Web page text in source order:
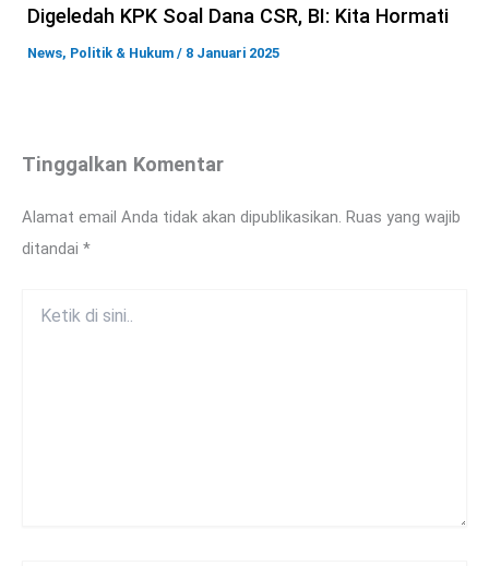
Digeledah KPK Soal Dana CSR, BI: Kita Hormati
News, Politik & Hukum / 8 Januari 2025
Tinggalkan Komentar
Alamat email Anda tidak akan dipublikasikan. Ruas yang wajib
ditandai *